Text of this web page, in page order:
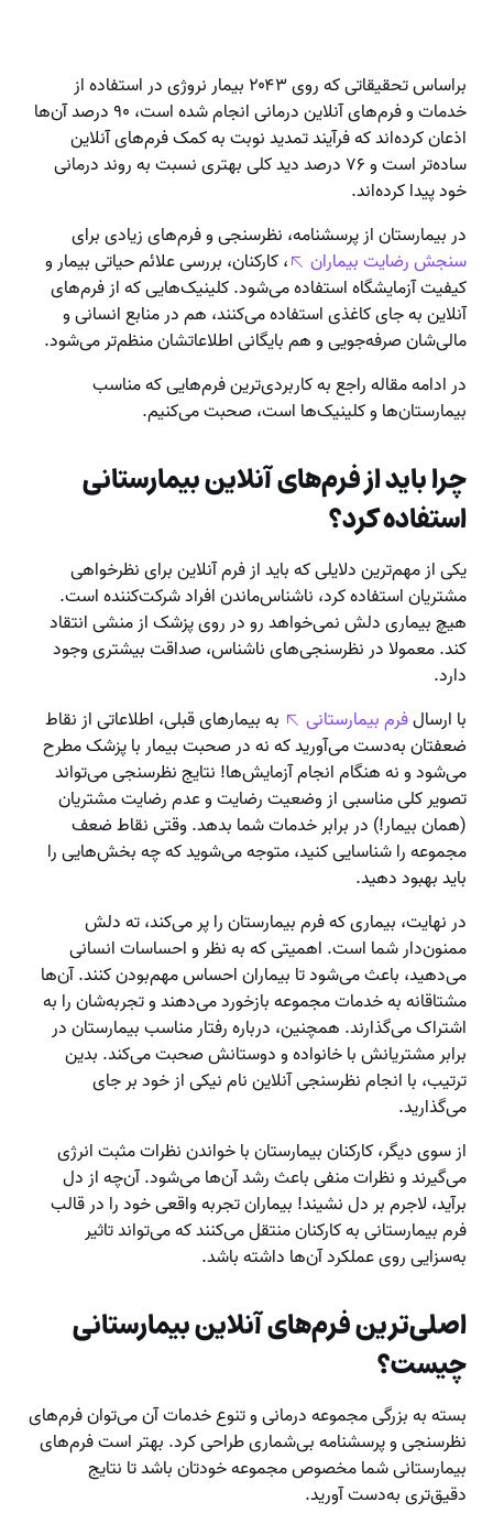
براساس تحقیقاتی که روی ۲۰۴۳ بیمار نروژی در استفاده از
خدمات و فرم‌های آنلاین درمانی انجام شده است، ۹۰ درصد آن‌ها
اذعان کرده‌اند که فرآیند تمدید نوبت به کمک فرم‌های آنلاین
ساده‌تر است و ۷۶ درصد دید کلی بهتری نسبت به روند درمانی
خود پیدا کرده‌اند.
در بیمارستان از پرسشنامه، نظرسنجی و فرم‌های زیادی برای
سنجش رضایت بیماران
، کارکنان، بررسی علائم حیاتی بیمار و
کیفیت آزمایشگاه استفاده می‌شود. کلینیک‌هایی که از فرم‌های
آنلاین به جای کاغذی استفاده می‌کنند، هم در منابع انسانی و
مالی‌شان صرفه‌جویی و هم بایگانی اطلاعاتشان منظم‌تر می‌شود.
در ادامه مقاله راجع به کاربردی‌ترین فرم‌هایی که مناسب
بیمارستان‌ها و کلینیک‌ها است، صحبت می‌کنیم.
چرا باید از فرم‌های آنلاین بیمارستانی
استفاده کرد؟
یکی از مهم‌ترین دلایلی که باید از فرم آنلاین برای نظرخواهی
مشتریان استفاده کرد، ناشناس‌ماندن افراد شرکت‌کننده است.
هیچ بیماری دلش نمی‌خواهد رو در روی پزشک از منشی انتقاد
کند. معمولا در نظرسنجی‌های ناشناس، صداقت بیشتری وجود
دارد.
با ارسالفرم بیمارستانی
به بیمارهای قبلی، اطلاعاتی از نقاط
ضعفتان به‌دست می‌آورید که نه در صحبت بیمار با پزشک مطرح
می‌شود و نه هنگام انجام آزمایش‌ها! نتایج نظرسنجی می‌تواند
تصویر کلی مناسبی از وضعیت رضایت و عدم رضایت مشتریان
(همان بیمار!) در برابر خدمات شما بدهد. وقتی نقاط ضعف
مجموعه را شناسایی کنید، متوجه می‌شوید که چه بخش‌هایی را
باید بهبود دهید.
در نهایت، بیماری که فرم بیمارستان را پر می‌کند، ته دلش
ممنون‌دار شما است. اهمیتی که به نظر و احساسات انسانی
می‌دهید، باعث می‌شود تا بیماران احساس مهم‌بودن کنند. آن‌ها
مشتاقانه به خدمات مجموعه بازخورد می‌دهند و تجربه‌شان را به
اشتراک می‌گذارند. همچنین، درباره رفتار مناسب بیمارستان در
برابر مشتریانش با خانواده و دوستانش صحبت می‌کند. بدین
ترتیب، با انجام نظرسنجی آنلاین نام نیکی از خود بر جای
می‌گذارید.
از سوی دیگر، کارکنان بیمارستان با خواندن نظرات مثبت انرژی
می‌گیرند و نظرات منفی باعث رشد آن‌ها می‌شود. آن‌چه از دل
برآید، لاجرم بر دل نشیند! بیماران تجربه واقعی خود را در قالب
فرم بیمارستانی به کارکنان منتقل می‌کنند که می‌تواند تاثیر
به‌سزایی روی عملکرد آن‌ها داشته باشد.
اصلی‌ترین فرم‌های آنلاین بیمارستانی
چیست؟
بسته به بزرگی مجموعه درمانی و تنوع خدمات آن می‌توان فرم‌های
نظرسنجی و پرسشنامه بی‌شماری طراحی کرد. بهتر است فرم‌های
بیمارستانی شما مخصوص مجموعه خودتان باشد تا نتایج
دقیق‌تری به‌دست آورید.